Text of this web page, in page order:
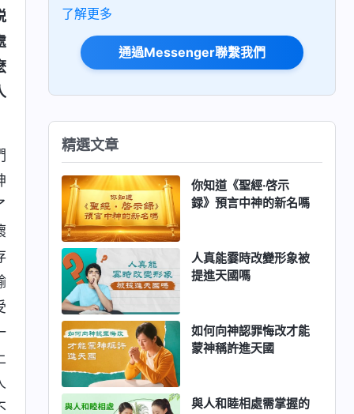
了解更多
通過Messenger聯繫我們
精選文章
你知道《聖經·啓示
録》預言中神的新名嗎
人真能霎時改變形象被
提進天國嗎
如何向神認罪悔改才能
蒙神稱許進天國
與人和睦相處需掌握的